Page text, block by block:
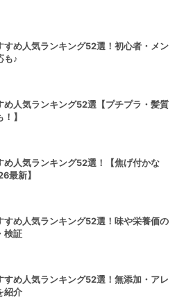
すめ人気ランキング52選！初心者・メン
も♪
め人気ランキング52選【プチプラ・髪質
】
め人気ランキング52選！【焦げ付かな
最新】
すめ人気ランキング52選！味や栄養価の
検証
すめ人気ランキング52選！無添加・アレ
紹介